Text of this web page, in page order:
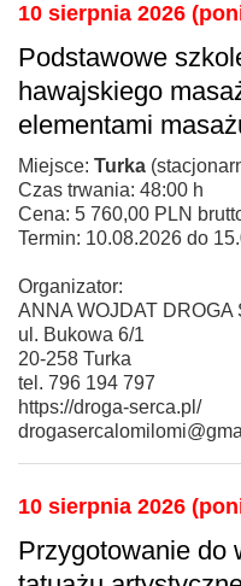
10 sierpnia 2026
Podstawowe
hawajskiego
elementami
Miejsce: Turka
Czas trwania: 48:00 h
Cena: 5 760,00 PLN
Termin: 10.08.2026 do
Organizator:
ANNA WOJDAT DROGA
ul. Bukowa 6/1
20-258 Turka
tel. 796 194 797
https://droga-serca.pl/
10 sierpnia 2026
Przygotowanie do